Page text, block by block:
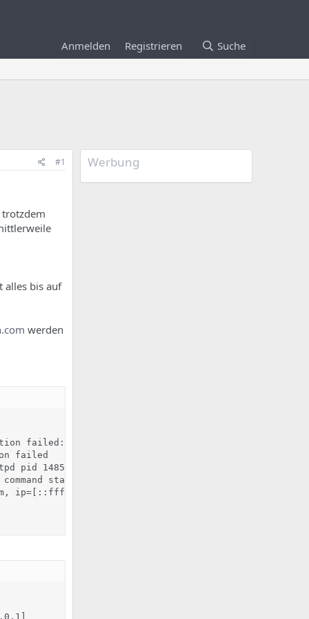
Anmelden Registrieren Suche
#1
alles bis auf
werden
failed: generic failure
failed
pid 14857 exit status 1
startup -- throttling
ip=[::ffff:84.188.6.50]
Werbung